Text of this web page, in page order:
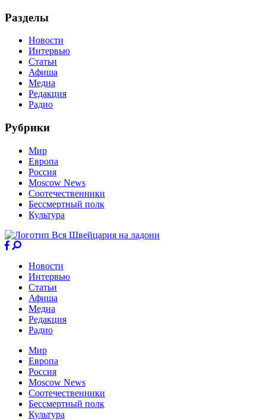
Разделы
Новости
Интервью
Статьи
Афиша
Медиа
Редакция
Радио
Рубрики
Мир
Европа
Россия
Moscow News
Соотечественники
Бессмертный полк
Культура
Новости
Интервью
Статьи
Афиша
Медиа
Редакция
Радио
Мир
Европа
Россия
Moscow News
Соотечественники
Бессмертный полк
Культура